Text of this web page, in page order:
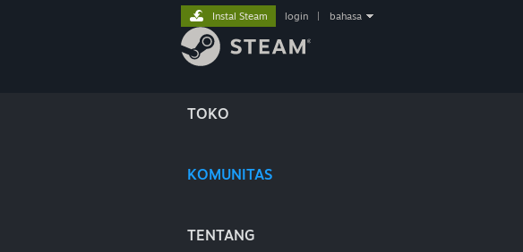
TOKO
KOMUNITAS
TENTANG
Instal Steam login bahasa